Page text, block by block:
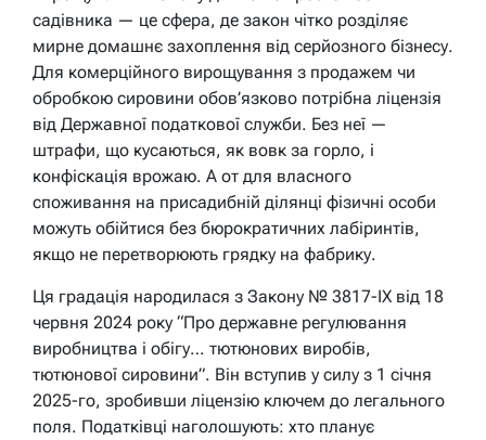
садівника — це сфера, де закон чітко розділяє
мирне домашнє захоплення від серйозного бізнесу.
Для комерційного вирощування з продажем чи
обробкою сировини обов’язково потрібна ліцензія
від Державної податкової служби. Без неї —
штрафи, що кусаються, як вовк за горло, і
конфіскація врожаю. А от для власного
споживання на присадибній ділянці фізичні особи
можуть обійтися без бюрократичних лабіринтів,
якщо не перетворюють грядку на фабрику.
Ця градація народилася з Закону № 3817-IX від 18
червня 2024 року “Про державне регулювання
виробництва і обігу… тютюнових виробів,
тютюнової сировини”. Він вступив у силу з 1 січня
2025-го, зробивши ліцензію ключем до легального
поля. Податківці наголошують: хто планує